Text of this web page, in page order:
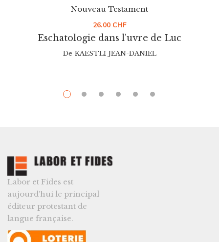
Eschatologie dans l’uvre de Luc
Nouveau Testament
26.00 CHF
De KAESTLI JEAN-DANIEL
Labor et Fides est
aujourd’hui le principal
éditeur protestant de
langue française.